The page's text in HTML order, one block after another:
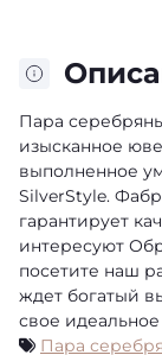
Пара
изысканное
выполненное
SilverStyle.
гарантирует
интересуют
посетите наш
ждет богатый
свое
Пара